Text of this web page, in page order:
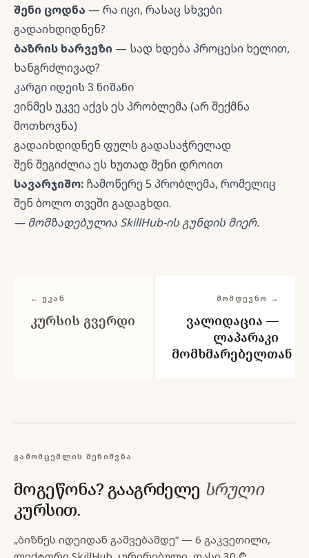
შენი ცოდნა — რა იცი, რასაც სხვები
გადაიხდიდნენ?
ბაზრის ხარვეზი — სად ხდება პროცესი ხელით,
ხანგრძლივად?
კარგი იდეის 3 ნიშანი
ვინმეს უკვე აქვს ეს პრობლემა (არ შექმნა
მოთხოვნა)
გადაიხდიდნენ ფულს გადასაჭრელად
შენ შეგიძლია ეს ხუთად შენი დროით
სავარჯიშო: ჩამოწერე 5 პრობლემა, რომელიც
შენ ბოლო თვეში გადაგხდი.
— მომზადებულია SkillHub-ის გუნდის მიერ.
← უკან
კურსის გვერდი
მომდევნო →
ვალიდაცია —
ლაპარაკი
მომხმარებელთან
გამომცემლის შენიშვნა
მოგეწონა? გააგრძელე სრული
კურსით.
„ბიზნეს იდეიდან გაშვებამდე“ — 6 გაკვეთილი,